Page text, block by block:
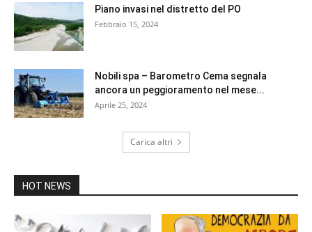
Piano invasi nel distretto del PO
Febbraio 15, 2024
Nobili spa – Barometro Cema segnala
ancora un peggioramento nel mese...
Aprile 25, 2024
Carica altri
HOT NEWS